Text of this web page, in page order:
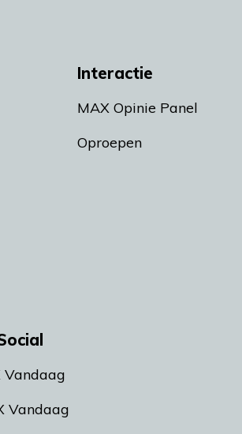
Interactie
MAX Opinie Panel
Oproepen
Vandaag
Vandaag